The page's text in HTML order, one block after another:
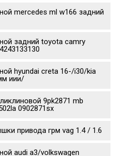
mercedes ml w166 задний
задний toyota camry
hyundai creta 16-/i30/kia
иии/
9pk2871 mb
0902871sx
привода грм vag 1.4 / 1.6
audi a3/volkswagen